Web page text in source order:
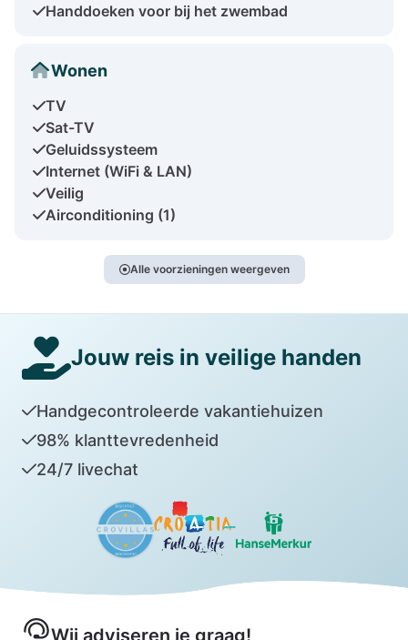
Handdoeken voor bij het zwembad
Wonen
TV
Sat-TV
Geluidssysteem
Internet (WiFi & LAN)
Veilig
Airconditioning (1)
Alle voorzieningen weergeven
Jouw reis in veilige handen
Handgecontroleerde vakantiehuizen
98% klanttevredenheid
24/7 livechat
Wij adviseren je graag!